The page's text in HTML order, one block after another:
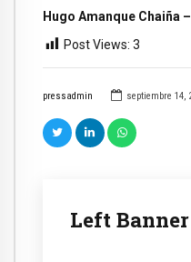
pressadmin septiembre 14,
Left Banner
Hugo Amanque Chaiña
Post Views: 3